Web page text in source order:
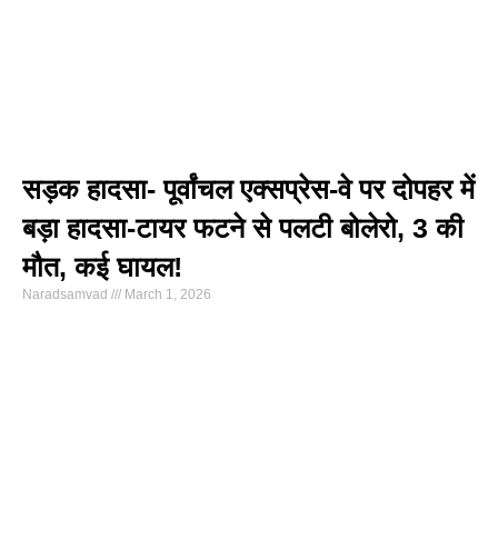
सड़क हादसा- पूर्वांचल एक्सप्रेस-वे पर दोपहर में
बड़ा हादसा-टायर फटने से पलटी बोलेरो, 3 की
मौत, कई घायल!
Naradsamvad March 1, 2026